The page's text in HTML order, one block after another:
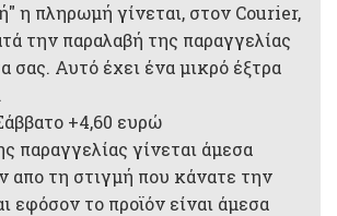
η πληρωμή γίνεται, στον Courier,
την παραλαβή της παραγγελίας
σας. Αυτό έχει ένα μικρό έξτρα
+4,60 ευρώ
παραγγελίας γίνεται άμεσα
απο τη στιγμή που κάνατε την
εφόσον το προϊόν είναι άμεσα